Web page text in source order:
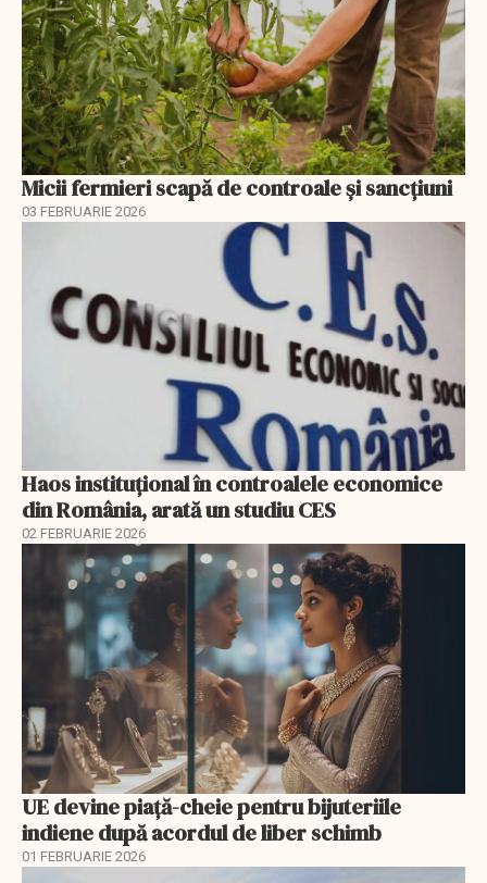
Micii fermieri scapă de controale și sancțiuni
03 FEBRUARIE 2026
Haos instituțional în controalele economice
din România, arată un studiu CES
02 FEBRUARIE 2026
UE devine piață-cheie pentru bijuteriile
indiene după acordul de liber schimb
01 FEBRUARIE 2026